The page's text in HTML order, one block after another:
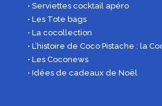
• Serviettes cocktail apéro
• Les Tote bags
• La cocollection
• L’histoire de Coco Pistache : la
• Les Coconews
• Idées de cadeaux de Noël